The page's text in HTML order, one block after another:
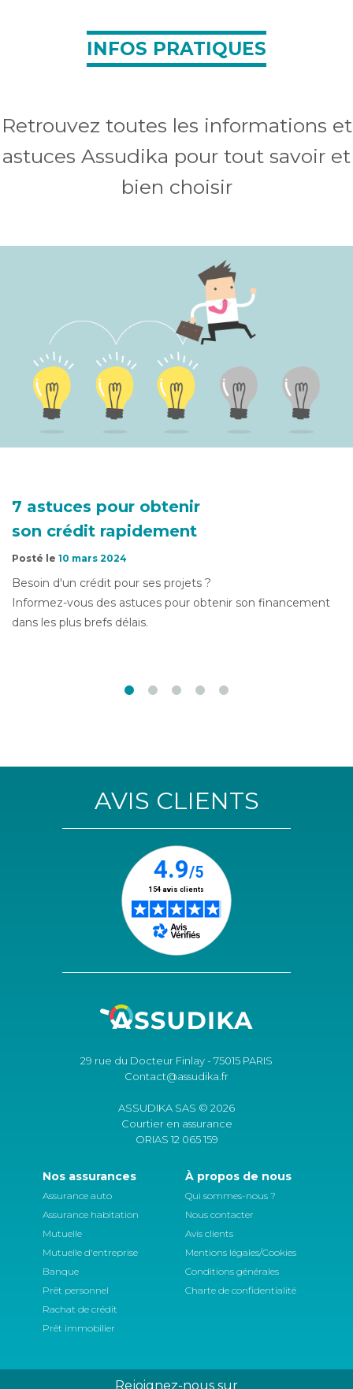
INFOS PRATIQUES
Retrouvez toutes les informations et
astuces Assudika pour tout savoir et
bien choisir
7 astuces pour obtenir
son crédit rapidement
Posté le 10 mars 2024
Besoin d'un crédit pour ses projets ?
Informez-vous des astuces pour obtenir son financement
dans les plus brefs délais.
AVIS CLIENTS
29 rue du Docteur Finlay - 75015 PARIS
Contact@assudika.fr
ASSUDIKA SAS © 2026
Courtier en assurance
ORIAS 12 065 159
Nos assurances
Assurance auto
Assurance habitation
Mutuelle
Mutuelle d'entreprise
Banque
Prêt personnel
Rachat de crédit
Prêt immobilier
À propos de nous
Qui sommes-nous ?
Nous contacter
Avis clients
Mentions légales/Cookies
Conditions générales
Charte de confidentialité
Rejoignez-nous sur